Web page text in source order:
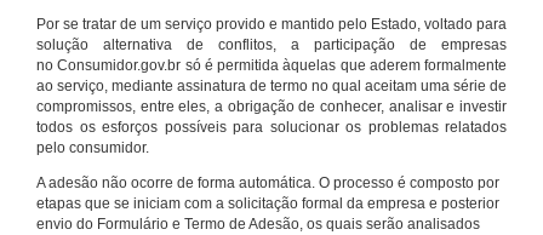
Por se tratar de um serviço provido e mantido pelo Estado, voltado para
solução alternativa de conflitos, a participação de empresas
no Consumidor.gov.br só é permitida àquelas que aderem formalmente
ao serviço, mediante assinatura de termo no qual aceitam uma série de
compromissos, entre eles, a obrigação de conhecer, analisar e investir
todos os esforços possíveis para solucionar os problemas relatados
pelo consumidor.
A adesão não ocorre de forma automática. O processo é composto por
etapas que se iniciam com a solicitação formal da empresa e posterior
envio do Formulário e Termo de Adesão, os quais serão analisados